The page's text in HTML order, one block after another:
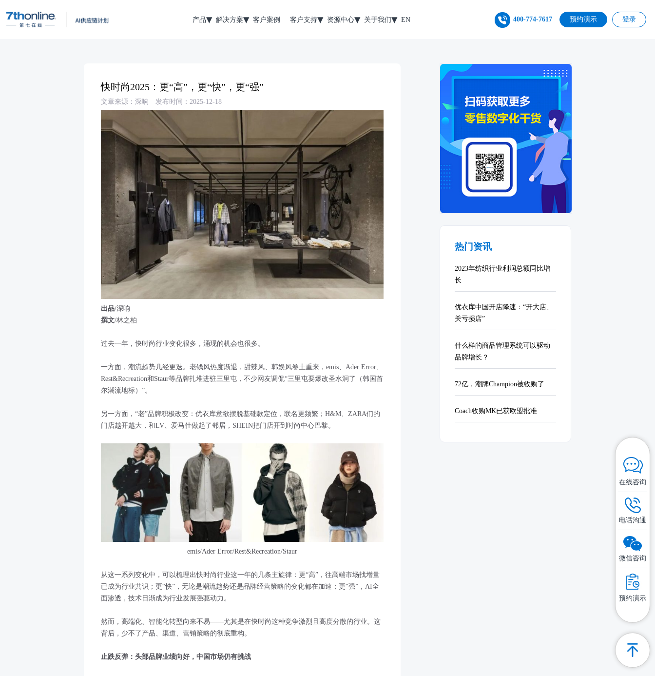
产品 解决方案 客户案例 客户支持 资源中心 关于我们 EN 400-774-7617 预约演示 登录
快时尚2025：更“高”，更“快”，更“强”
文章来源：深响 发布时间：2025-12-18
出品/深响
撰文/林之柏
过去一年，快时尚行业变化很多，涌现的机会也很多。
一方面，潮流趋势几经更迭。老钱风热度渐退，甜辣风、韩娱风卷土重来，emis、Ader Error、
Rest&Recreation和Staur等品牌扎堆进驻三里屯，不少网友调侃“三里屯要爆改圣水洞了（韩国首
尔潮流地标）”。
另一方面，“老”品牌积极改变：优衣库意欲摆脱基础款定位，联名更频繁；H&M、ZARA们的
门店越开越大，和LV、爱马仕做起了邻居，SHEIN把门店开到时尚中心巴黎。
emis/Ader Error/Rest&Recreation/Staur
从这一系列变化中，可以梳理出快时尚行业这一年的几条主旋律：更“高”，往高端市场找增量
已成为行业共识；更“快”，无论是潮流趋势还是品牌经营策略的变化都在加速；更“强”，AI全
面渗透，技术日渐成为行业发展强驱动力。
然而，高端化、智能化转型向来不易——尤其是在快时尚这种竞争激烈且高度分散的行业。这
背后，少不了产品、渠道、营销策略的彻底重构。
止跌反弹：头部品牌业绩向好，中国市场仍有挑战
热门资讯
2023年纺织行业利润总额同比增
长
优衣库中国开店降速：“开大店、
关亏损店”
什么样的商品管理系统可以驱动
品牌增长？
72亿，潮牌Champion被收购了
Coach收购MK已获欧盟批准
在线咨询
电话沟通
微信咨询
预约演示